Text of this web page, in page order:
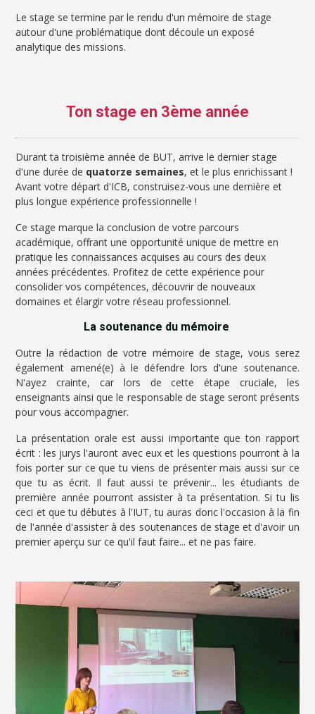
Le stage se termine par le rendu d'un mémoire de stage
autour d'une problématique dont découle un exposé
analytique des missions.
Ton stage en 3ème année
Durant ta troisième année de BUT, arrive le dernier stage
d'une durée de quatorze semaines, et le plus enrichissant !
Avant votre départ d'ICB, construisez-vous une dernière et
plus longue expérience professionnelle !
Ce stage marque la conclusion de votre parcours
académique, offrant une opportunité unique de mettre en
pratique les connaissances acquises au cours des deux
années précédentes. Profitez de cette expérience pour
consolider vos compétences, découvrir de nouveaux
domaines et élargir votre réseau professionnel.
La soutenance du mémoire
Outre la rédaction de votre mémoire de stage, vous serez
également amené(e) à le défendre lors d'une soutenance.
N'ayez crainte, car lors de cette étape cruciale, les
enseignants ainsi que le responsable de stage seront présents
pour vous accompagner.
La présentation orale est aussi importante que ton rapport
écrit : les jurys l'auront avec eux et les questions pourront à la
fois porter sur ce que tu viens de présenter mais aussi sur ce
que tu as écrit. Il faut aussi te prévenir... les étudiants de
première année pourront assister à ta présentation. Si tu lis
ceci et que tu débutes à l'IUT, tu auras donc l'occasion à la fin
de l'année d'assister à des soutenances de stage et d'avoir un
premier aperçu sur ce qu'il faut faire... et ne pas faire.